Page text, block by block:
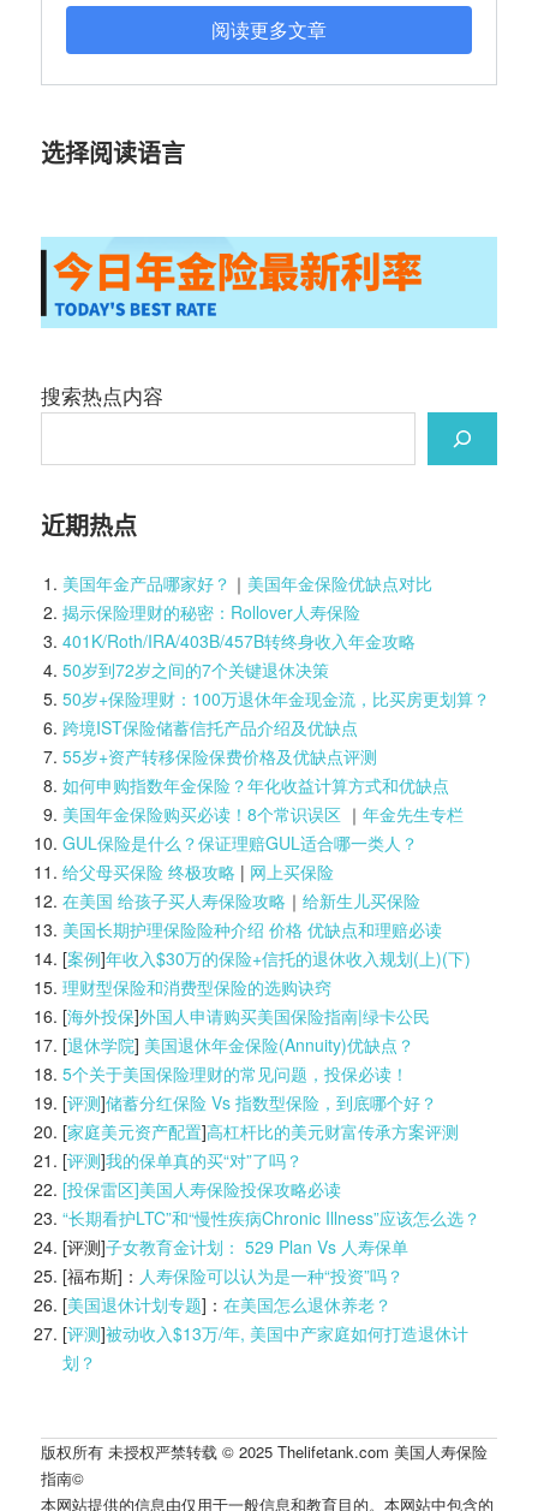
阅读更多文章
选择阅读语言
搜索热点内容
近期热点
美国年金产品哪家好？ ｜ 美国年金保险优缺点对比
揭示保险理财的秘密：Rollover人寿保险
401K/Roth/IRA/403B/457B转终身收入年金攻略
50岁到72岁之间的7个关键退休决策
50岁+保险理财：100万退休年金现金流，比买房更划算？
跨境IST保险储蓄信托产品介绍及优缺点
55岁+资产转移保险保费价格及优缺点评测
如何申购指数年金保险？年化收益计算方式和优缺点
美国年金保险购买必读！8个常识误区｜ 年金先生专栏
GUL保险是什么？保证理赔GUL适合哪一类人？
给父母买保险 终极攻略| 网上买保险
在美国 给孩子买人寿保险攻略｜ 给新生儿买保险
美国长期护理保险险种介绍 价格 优缺点和理赔必读
[案例]年收入$30万的保险+信托的退休收入规划(上)(下)
理财型保险和消费型保险的选购诀窍
[海外投保]外国人申请购买美国保险指南|绿卡公民
[退休学院] 美国退休年金保险(Annuity)优缺点？
5个关于美国保险理财的常见问题，投保必读！
[评测]储蓄分红保险 Vs 指数型保险，到底哪个好？
[家庭美元资产配置]高杠杆比的美元财富传承方案评测
[评测]我的保单真的买“对”了吗？
[投保雷区]美国人寿保险投保攻略必读
“长期看护LTC”和“慢性疾病Chronic Illness”应该怎么选？
[评测]子女教育金计划： 529 Plan Vs 人寿保单
[福布斯]： 人寿保险可以认为是一种“投资”吗？
[美国退休计划专题]： 在美国怎么退休养老？
[评测]被动收入$13万/年, 美国中产家庭如何打造退休计
划？
版权所有 未授权严禁转载 © 2025 Thelifetank.com 美国人寿保险
指南©️
本网站提供的信息由仅用于一般信息和教育目的。本网站中包含的